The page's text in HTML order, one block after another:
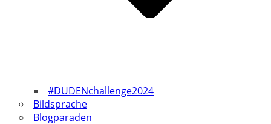
#DUDENchallenge2024
Bildsprache
Blogparaden